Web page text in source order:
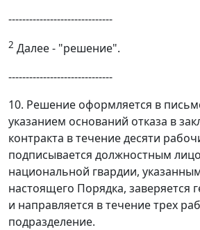
------------------------------
2 Далее - "решение".
------------------------------
10. Решение оформляется в
указанием оснований отказа в
контракта в течение десяти
подписывается должностным
национальной гвардии,
настоящего Порядка, заверяется
и направляется в течение трех
подразделение.